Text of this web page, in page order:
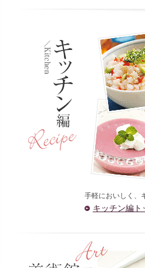
手軽においしく、
キッチン編ト